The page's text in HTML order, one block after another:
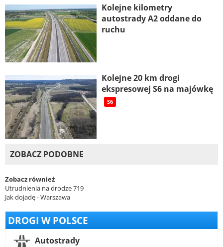
Kolejne kilometry
autostrady A2 oddane do
ruchu
Kolejne 20 km drogi
ekspresowej S6 na majówkę
S6
ZOBACZ PODOBNE
Zobacz również
Utrudnienia na drodze 719
Jak dojadę - Warszawa
DROGI W POLSCE
Autostrady